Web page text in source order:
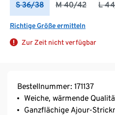
S 36/38 M 40/42 L
Richtige Größe ermitteln
Zur Zeit nicht verfügbar
Bestellnummer: 171137
Weiche, wärmende
Ganzflächige Ajour-